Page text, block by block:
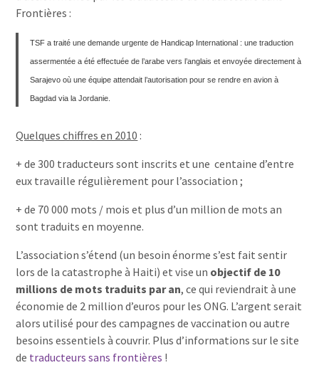
Frontières :
TSF a traité une demande urgente de Handicap International : une traduction
assermentée a été effectuée de l’arabe vers l’anglais et envoyée directement à
Sarajevo où une équipe attendait l’autorisation pour se rendre en avion à
Bagdad via la Jordanie.
Quelques chiffres en 2010 :
+ de 300 traducteurs sont inscrits et une centaine d’entre
eux travaille régulièrement pour l’association ;
+ de 70 000 mots / mois et plus d’un million de mots an
sont traduits en moyenne.
L’association s’étend (un besoin énorme s’est fait sentir
lors de la catastrophe à Haiti) et vise un objectif de 10
millions de mots traduits par an, ce qui reviendrait à une
économie de 2 million d’euros pour les ONG. L’argent serait
alors utilisé pour des campagnes de vaccination ou autre
besoins essentiels à couvrir. Plus d’informations sur le site
de traducteurs sans frontières !